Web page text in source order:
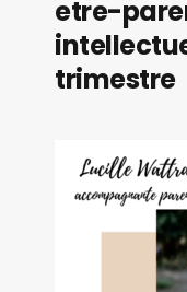
etre-
trimestre